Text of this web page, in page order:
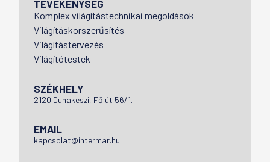
TEVÉKENYSÉG
Komplex világítástechnikai megoldások
Világításkorszerűsítés
Világítástervezés
Világítótestek
SZÉKHELY
2120 Dunakeszi, Fő út 56/1.
EMAIL
kapcsolat@intermar.hu